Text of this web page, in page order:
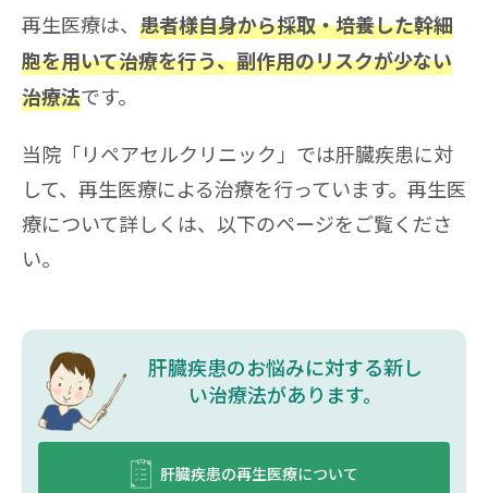
再生医療は、 患者様自身から採取・培養した幹細
胞を用いて治療を行う、副作用のリスクが少ない
治療法です。
当院「リペアセルクリニック」では肝臓疾患に対
して、再生医療による治療を行っています。再生医
療について詳しくは、以下のページをご覧くださ
い。
肝臓疾患のお悩みに対する新し
い治療法があります。
肝臓疾患の再生医療について